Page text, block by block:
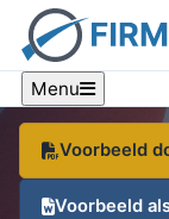
Menu
van
Een sector-
gratis sjabloon,
Voorbeeld
Voorbeeld